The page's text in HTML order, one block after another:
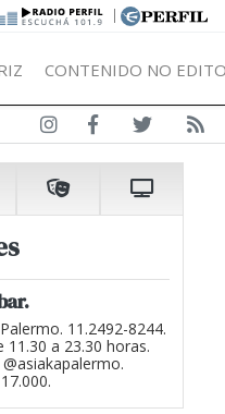
|
CONTENIDO NO
11.2492-8244.
11.30 a 23.30 horas.